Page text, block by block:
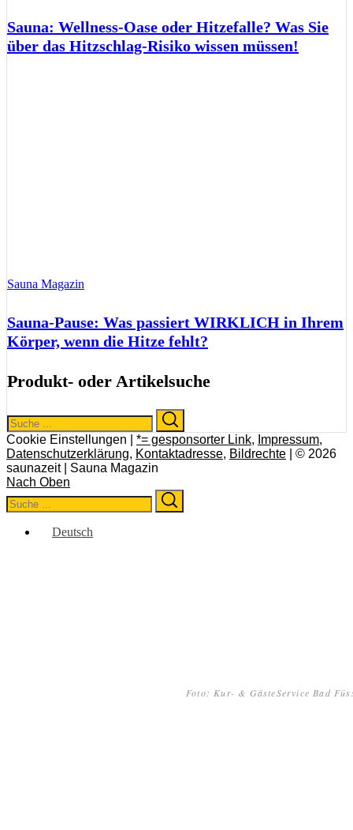
Foto: Kur- & GästeService Bad
Sauna: Wellness-Oase oder Hitzefalle? Was Sie
über das Hitzschlag-Risiko wissen müssen!
Sauna Magazin
Sauna-Pause: Was passiert WIRKLICH in Ihrem
Körper, wenn die Hitze fehlt?
Produkt- oder Artikelsuche
Search
for:
Cookie Einstellungen | *= gesponsorter Link, Impressum,
Datenschutzerklärung, Kontaktadresse, Bildrechte | © 2026
saunazeit | Sauna Magazin
Nach Oben
Search
for:
Deutsch